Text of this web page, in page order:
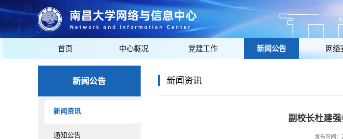
首页 中心概况 党建工作 新闻公告 网络
新闻公告
新闻资讯
通知公告
新闻资讯
副校长杜建
发布时间：